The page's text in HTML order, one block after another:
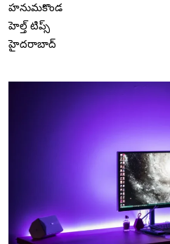
హనుమకొండ
హెల్త్ టిప్స్
హైదరాబాద్